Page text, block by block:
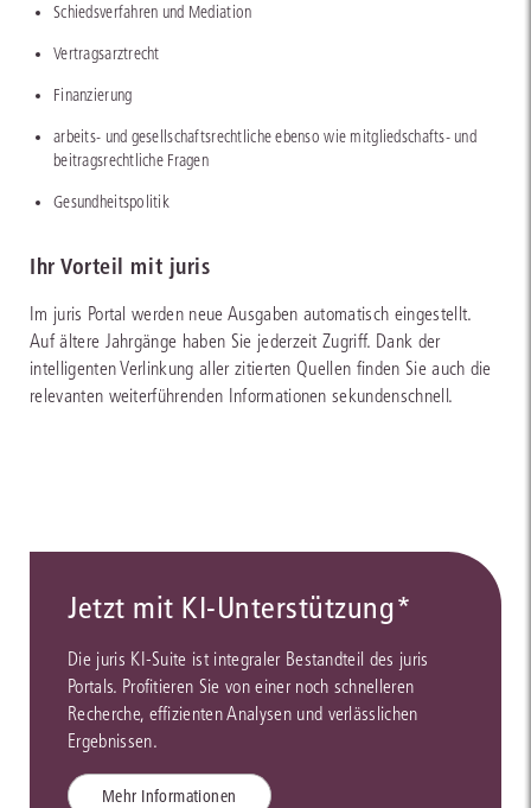
Schiedsverfahren und Mediation
Vertragsarztrecht
Finanzierung
arbeits- und gesellschaftsrechtliche ebenso wie mitgliedschafts- und
beitragsrechtliche Fragen
Gesundheitspolitik
Ihr Vorteil mit juris
Im juris Portal werden neue Ausgaben automatisch eingestellt.
Auf ältere Jahrgänge haben Sie jederzeit Zugriff. Dank der
intelligenten Verlinkung aller zitierten Quellen finden Sie auch die
relevanten weiterführenden Informationen sekundenschnell.
Jetzt mit KI-Unterstützung*
Die juris KI-Suite ist integraler Bestandteil des juris
Portals. Profitieren Sie von einer noch schnelleren
Recherche, effizienten Analysen und verlässlichen
Ergebnissen.
Mehr Informationen